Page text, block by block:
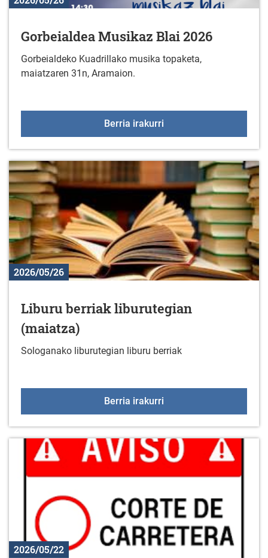
Gorbeialdea Musikaz Blai 2026
Gorbeialdeko Kuadrillako musika topaketa,
maiatzaren 31n, Aramaion.
Berria irakurri
2026/05/26
Liburu berriak liburutegian
(maiatza)
Sologanako liburutegian liburu berriak
Berria irakurri
2026/05/22